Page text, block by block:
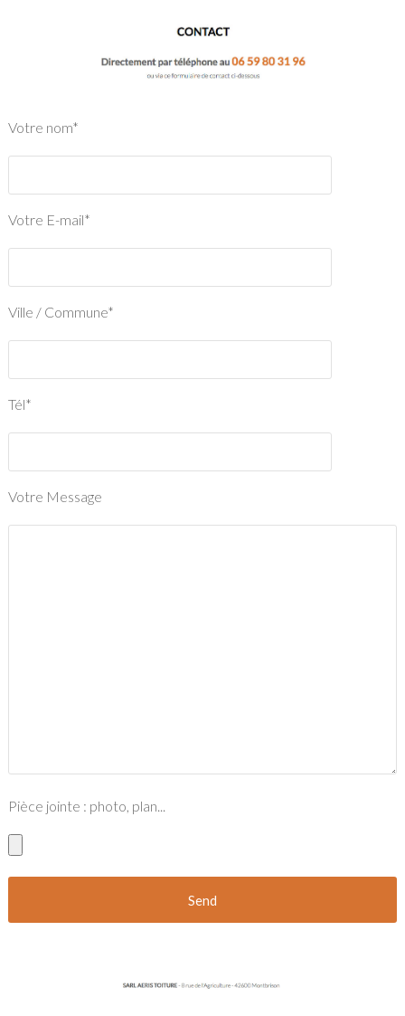
Votre nom*
Votre E-mail*
Ville / Commune*
Tél*
Votre Message
Pièce jointe : photo, plan...